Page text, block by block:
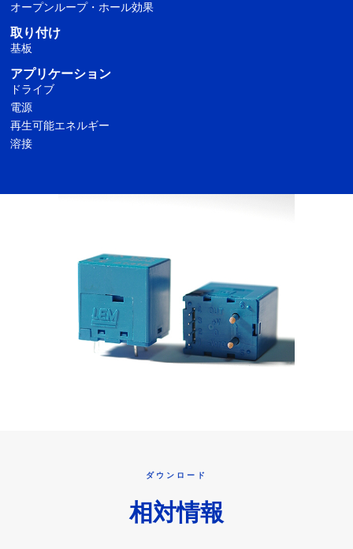
オープンループ・ホール効果
取り付け
基板
アプリケーション
ドライブ
電源
再生可能エネルギー
溶接
ダウンロード
相対情報